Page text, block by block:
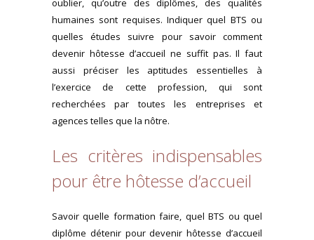
oublier, qu’outre des diplômes, des qualités
humaines sont requises. Indiquer quel BTS ou
quelles études suivre pour savoir comment
devenir hôtesse d’accueil ne suffit pas. Il faut
aussi préciser les aptitudes essentielles à
l’exercice de cette profession, qui sont
recherchées par toutes les entreprises et
agences telles que la nôtre.
Les critères indispensables
pour être hôtesse d’accueil
Savoir quelle formation faire, quel BTS ou quel
diplôme détenir pour devenir hôtesse d’accueil